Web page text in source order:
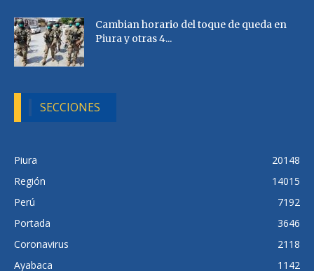
Cambian horario del toque de queda en
Piura y otras 4...
SECCIONES
Piura
20148
Región
14015
Perú
7192
Portada
3646
Coronavirus
2118
Ayabaca
1142